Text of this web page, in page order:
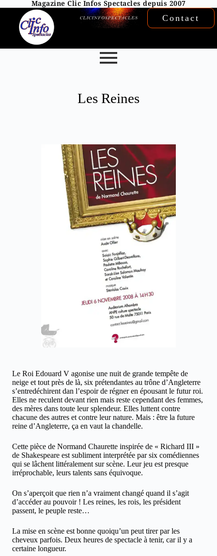
Magazine Clic Infos Spectacles depuis 2007
Contact
Les Reines
Le Roi Edouard V agonise une nuit de grande tempête de
neige et tout près de là, six prétendantes au trône d’Angleterre
s’entredéchirent dan l’espoir de régner en épousant le futur roi.
Elles ne reculent devant rien mais reste cependant des femmes,
des mères dans toute leur splendeur. Elles luttent contre
chacune des autres et contre leur nature. Mais : être la future
reine d’Angleterre, ça en vaut la chandelle.
Cette pièce de Normand Chaurette inspirée de « Richard III »
de Shakespeare est subliment interprétée par six comédiennes
qui se lâchent littéralement sur scène. Leur jeu est presque
irréprochable, leurs talents sans équivoque.
On s’aperçoit que rien n’a vraiment changé quand il s’agit
d’accéder au pouvoir ! Les reines, les rois, les président
passent, le peuple reste…
La mise en scène est bonne quoiqu’un peut tirer par les
cheveux parfois. Deux heures de spectacle à tenir, car il y a
certaine longueur.